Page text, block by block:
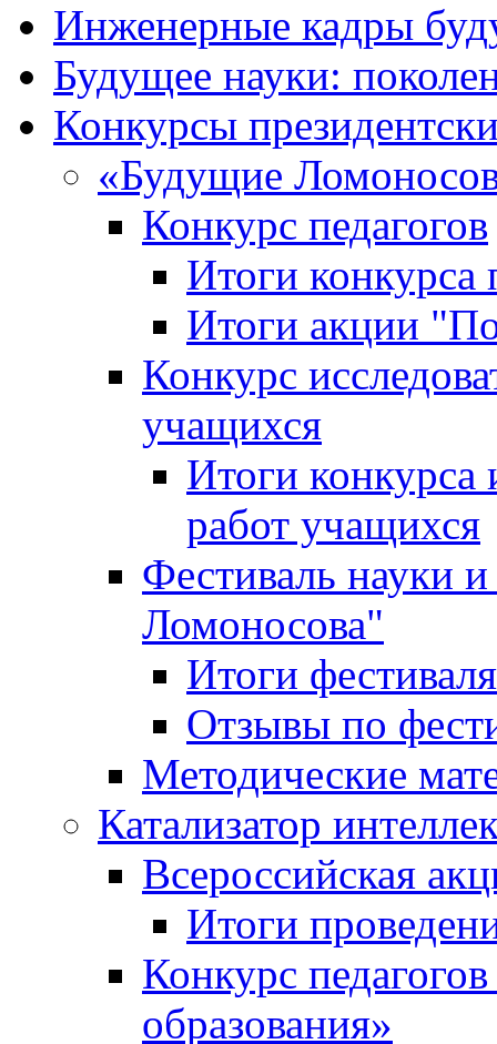
Инженерные кадры
Будущее науки:
Конкурсы
«Будущие
Конкурс педагогов
Итоги конкурса
Итоги акции
Конкурс
учащихся
Итоги конкурса
работ учащихся
Фестиваль науки
Ломоносова"
Итоги фестиваля
Отзывы по
Методические
Катализатор
Всероссийская
Итоги
Конкурс
образования»